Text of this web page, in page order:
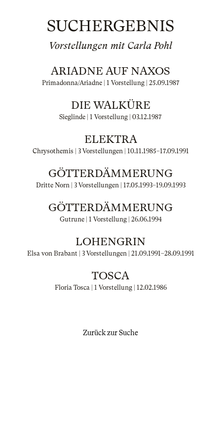
SUCHERGEBNIS
Vorstellungen mit Carla Pohl
ARIADNE AUF NAXOS
Primadonna/Ariadne | 1 Vorstellung | 25.09.1987
DIE WALKÜRE
Sieglinde | 1 Vorstellung | 03.12.1987
ELEKTRA
Chrysothemis | 3 Vorstellungen | 10.11.1985–17.09.1991
GÖTTERDÄMMERUNG
Dritte Norn | 3 Vorstellungen | 17.05.1993–19.09.1993
GÖTTERDÄMMERUNG
Gutrune | 1 Vorstellung | 26.06.1994
LOHENGRIN
Elsa von Brabant | 3 Vorstellungen | 21.09.1991–28.09.1991
TOSCA
Floria Tosca | 1 Vorstellung | 12.02.1986
Zurück zur Suche